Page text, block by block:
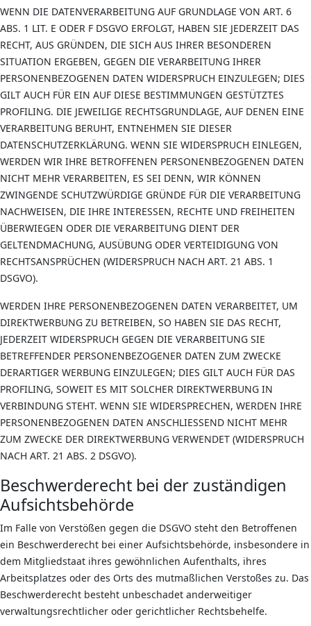
WENN DIE DATENVERARBEITUNG AUF GRUNDLAGE VON ART. 6
ABS. 1 LIT. E ODER F DSGVO ERFOLGT, HABEN SIE JEDERZEIT DAS
RECHT, AUS GRÜNDEN, DIE SICH AUS IHRER BESONDEREN
SITUATION ERGEBEN, GEGEN DIE VERARBEITUNG IHRER
PERSONENBEZOGENEN DATEN WIDERSPRUCH EINZULEGEN; DIES
GILT AUCH FÜR EIN AUF DIESE BESTIMMUNGEN GESTÜTZTES
PROFILING. DIE JEWEILIGE RECHTSGRUNDLAGE, AUF DENEN EINE
VERARBEITUNG BERUHT, ENTNEHMEN SIE DIESER
DATENSCHUTZERKLÄRUNG. WENN SIE WIDERSPRUCH EINLEGEN,
WERDEN WIR IHRE BETROFFENEN PERSONENBEZOGENEN DATEN
NICHT MEHR VERARBEITEN, ES SEI DENN, WIR KÖNNEN
ZWINGENDE SCHUTZWÜRDIGE GRÜNDE FÜR DIE VERARBEITUNG
NACHWEISEN, DIE IHRE INTERESSEN, RECHTE UND FREIHEITEN
ÜBERWIEGEN ODER DIE VERARBEITUNG DIENT DER
GELTENDMACHUNG, AUSÜBUNG ODER VERTEIDIGUNG VON
RECHTSANSPRÜCHEN (WIDERSPRUCH NACH ART. 21 ABS. 1
DSGVO).
WERDEN IHRE PERSONENBEZOGENEN DATEN VERARBEITET, UM
DIREKTWERBUNG ZU BETREIBEN, SO HABEN SIE DAS RECHT,
JEDERZEIT WIDERSPRUCH GEGEN DIE VERARBEITUNG SIE
BETREFFENDER PERSONENBEZOGENER DATEN ZUM ZWECKE
DERARTIGER WERBUNG EINZULEGEN; DIES GILT AUCH FÜR DAS
PROFILING, SOWEIT ES MIT SOLCHER DIREKTWERBUNG IN
VERBINDUNG STEHT. WENN SIE WIDERSPRECHEN, WERDEN IHRE
PERSONENBEZOGENEN DATEN ANSCHLIESSEND NICHT MEHR
ZUM ZWECKE DER DIREKTWERBUNG VERWENDET (WIDERSPRUCH
NACH ART. 21 ABS. 2 DSGVO).
Beschwerde­recht bei der zuständigen
Aufsichts­behörde
Im Falle von Verstößen gegen die DSGVO steht den Betroffenen
ein Beschwerderecht bei einer Aufsichtsbehörde, insbesondere in
dem Mitgliedstaat ihres gewöhnlichen Aufenthalts, ihres
Arbeitsplatzes oder des Orts des mutmaßlichen Verstoßes zu. Das
Beschwerderecht besteht unbeschadet anderweitiger
verwaltungsrechtlicher oder gerichtlicher Rechtsbehelfe.